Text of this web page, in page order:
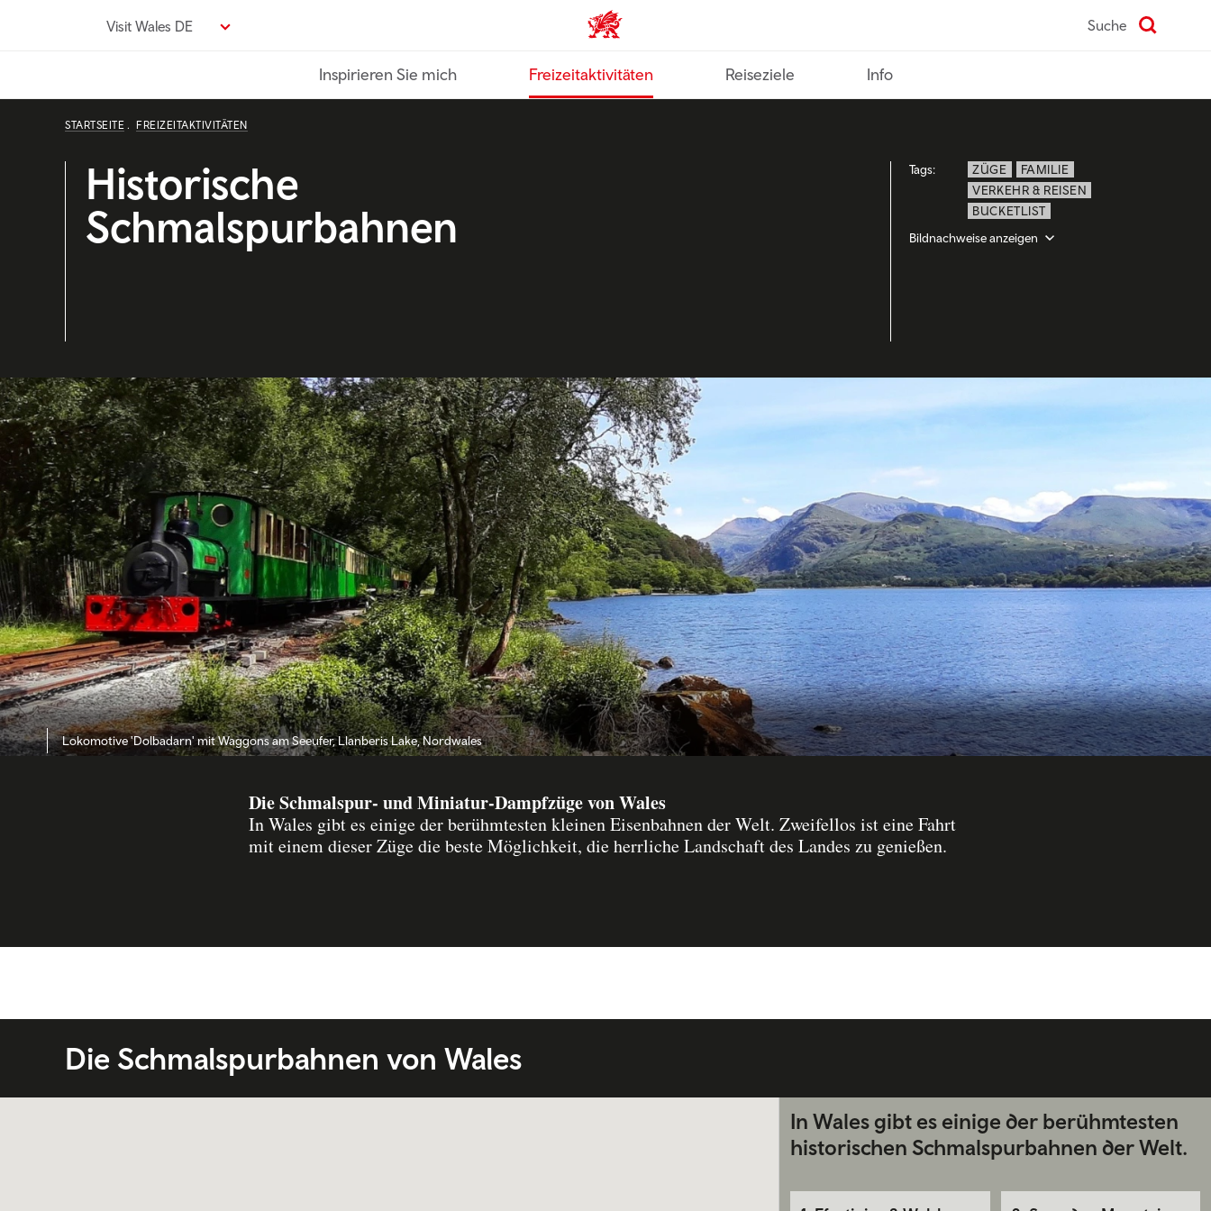
Visit Wales DE VisitWales home Suche
Inspirieren Sie mich Freizeitaktivitäten Reiseziele Info
STARTSEITE FREIZEITAKTIVITÄTEN
Historische
Schmalspurbahnen
Tags: ZÜGE
FAMILIE
VERKEHR & REISEN
BUCKETLIST
Bildnachweise anzeigen
Lokomotive 'Dolbadarn' mit Waggons am Seeufer, Llanberis Lake, Nordwales
Die Schmalspur- und Miniatur-Dampfzüge von Wales
In Wales gibt es einige der berühmtesten kleinen Eisenbahnen der Welt. Zweifellos ist eine Fahrt
mit einem dieser Züge die beste Möglichkeit, die herrliche Landschaft des Landes zu genießen.
Die Schmalspurbahnen von Wales
In Wales gibt es einige der berühmtesten
historischen Schmalspurbahnen der Welt.